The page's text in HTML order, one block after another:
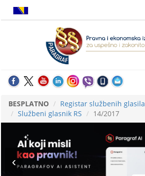
BESPLATNO
Registar službenih glasila
Službeni glasnik RS
14/2017